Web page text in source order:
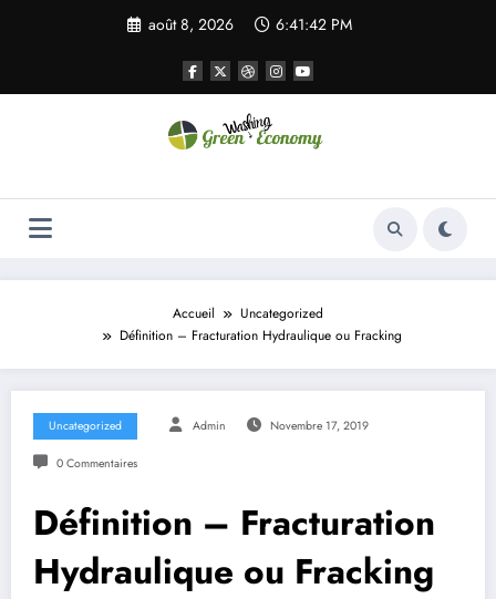
août 8, 2026 6:41:42 PM
Green Economy
Green Economy
Accueil
Uncategorized
Définition – Fracturation Hydraulique ou Fracking
Uncategorized Admin Novembre 17, 2019
0 Commentaires
Définition – Fracturation
Hydraulique ou Fracking